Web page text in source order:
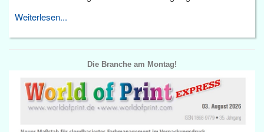
Weiterlesen...
Die Branche am Montag!